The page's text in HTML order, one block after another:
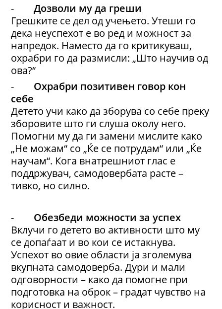
-Дозволи му да греши
Грешките се дел од учењето. Утеши го
дека неуспехот е во ред и можност за
напредок. Наместо да го критикуваш,
охрабри го да размисли: „Што научив од
ова?“
- Охрабри позитивен говор кон
себе
Детето учи како да зборува со себе преку
зборовите што ги слуша околу него.
Помогни му да ги замени мислите како
„Не можам“ со „Ќе се потрудам“ или „Ќе
научам“. Кога внатрешниот глас е
поддржувач, самодовербата расте –
тивко, но силно.
- Обезбеди можности за успех
Вклучи го детето во активности што му
се допаѓаат и во кои се истакнува.
Успехот во овие области ја зголемува
вкупната самодоверба. Дури и мали
одговорности – како да помогне при
подготовка на оброк – градат чувство на
корисност и важност.